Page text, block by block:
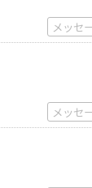
メッセ
メッセ